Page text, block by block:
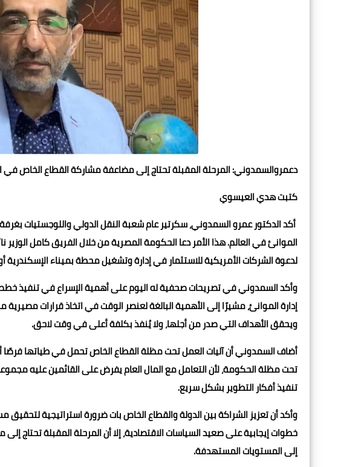
دعمروالسمدوني: المرحلة المقبلة تحتاج إلى مضاعفة مشاركة القطاع الخاص في
كتبت هدي العيسوي
الموانئ في العالم. هذا الأمر دعا الحكومة المصرية من خلال الفريق كامل الوزير
لدعوة الشركات الأمريكية للاستثمار في إدارة وتشغيل محطة بميناء الإسكندرية
وأكد السمدوني في تصريحات صحفية له اليوم على أهمية الإسراع في تنفيذ خطط
إدارة الموانئ، مشيرًا إلى الأهمية البالغة لعنصر الوقت في اتخاذ قرارات
ويحقق الأهداف التي صدر من أجلها، ولا يُنفذ بكلفة أعلى في وقت لاحق.
أضاف السمدوني أن آليات العمل تحت مظلة القطاع الخاص تحمل في طياتها فرصًا
تحت مظلة الحكومة، لأن التعامل مع المال العام يفرض على القائمين عليه
تنفيذ أفكار التطوير بشكل سريع.
وأكد أن تعزيز الشراكة بين الدولة والقطاع الخاص بات ضرورة استراتيجية
خطوات إيجابية على صعيد السياسات الاقتصادية، إلا أن المرحلة المقبلة
إلى المستويات المستهدفة.